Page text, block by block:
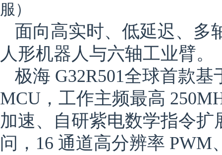
服）
面向高实时、低延迟、多
人形机器人与六轴工业臂。
极海 G32R501全球首款基
MCU，工作主频最高
加速、自研紫电数学指令
问，16 通道高分辨率 PWM